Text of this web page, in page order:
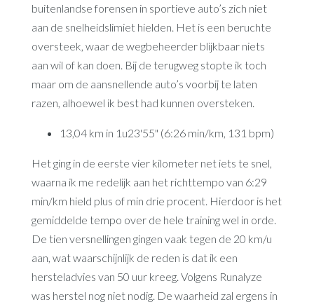
buitenlandse forensen in sportieve auto’s zich niet
aan de snelheidslimiet hielden. Het is een beruchte
oversteek, waar de wegbeheerder blijkbaar niets
aan wil of kan doen. Bij de terugweg stopte ik toch
maar om de aansnellende auto’s voorbij te laten
razen, alhoewel ik best had kunnen oversteken.
13,04 km in 1u23'55" (6:26 min/km, 131 bpm)
Het ging in de eerste vier kilometer net iets te snel,
waarna ik me redelijk aan het richttempo van 6:29
min/km hield plus of min drie procent. Hierdoor is het
gemiddelde tempo over de hele training wel in orde.
De tien versnellingen gingen vaak tegen de 20 km/u
aan, wat waarschijnlijk de reden is dat ik een
hersteladvies van 50 uur kreeg. Volgens Runalyze
was herstel nog niet nodig. De waarheid zal ergens in